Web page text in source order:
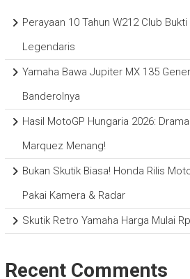
Perayaan 10 Tahun W212 Club
Legendaris
Yamaha Bawa Jupiter MX 135
Banderolnya
Hasil MotoGP Hungaria 2026:
Marquez Menang!
Bukan Skutik Biasa! Honda Rilis
Pakai Kamera & Radar
Skutik Retro Yamaha Harga Mulai
Recent Comments